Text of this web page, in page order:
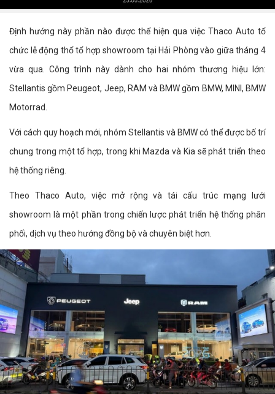
Định hướng này phần nào được thể hiện qua việc Thaco Auto tổ
chức lễ động thổ tổ hợp showroom tại Hải Phòng vào giữa tháng 4
vừa qua. Công trình này dành cho hai nhóm thương hiệu lớn:
Stellantis gồm Peugeot, Jeep, RAM và BMW gồm BMW, MINI, BMW
Motorrad.
Với cách quy hoạch mới, nhóm Stellantis và BMW có thể được bố trí
chung trong một tổ hợp, trong khi Mazda và Kia sẽ phát triển theo
hệ thống riêng.
Theo Thaco Auto, việc mở rộng và tái cấu trúc mạng lưới
showroom là một phần trong chiến lược phát triển hệ thống phân
phối, dịch vụ theo hướng đồng bộ và chuyên biệt hơn.